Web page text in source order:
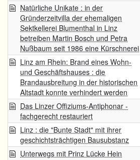
Natürliche Unikate : in der
Gründerzeitvilla der ehemaligen
Sektkellerei Blumenthal in Linz
betreiben Martin Bosch und Petra
Nußbaum seit 1986 eine Kürschnerei
Linz am Rhein: Brand eines Wohn-
und Geschäftshauses : die
Brandausbreitung in der historischen
Altstadt konnte verhindert werden
Das Linzer Offiziums-Antiphonar -
fachgerecht restauriert
Linz : die "Bunte Stadt" mit ihrer
geschichtsträchtigen Bausubstanz
Unterwegs mit Prinz Lücke Hein